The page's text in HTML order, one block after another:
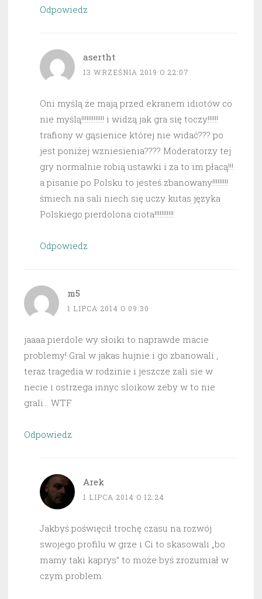
Odpowiedz
asertht
13 WRZEŚNIA 2019 O 22:07
Oni myślą że mają przed ekranem idiotów co
nie myślą!!!!!!!!!!!!! i widzą jak gra się toczy!!!!!!
trafiony w gąsienice której nie widać??? po
jest poniżej wzniesienia???? Moderatorzy tej
gry normalnie robią ustawki i za to im płacą!!!
a pisanie po Polsku to jesteś zbanowany!!!!!!!!!
śmiech na sali niech się uczy kutas języka
Polskiego pierdolona ciota!!!!!!!!!!!
Odpowiedz
m5
1 LIPCA 2014 O 09:30
jaaaa pierdole wy słoiki to naprawde macie
problemy! Gral w jakas hujnie i go zbanowali ,
teraz tragedia w rodzinie i jeszcze zali sie w
necie i ostrzega innyc sloikow zeby w to nie
grali… WTF
Odpowiedz
Arek
1 LIPCA 2014 O 12:24
Jakbyś poświęcił trochę czasu na rozwój
swojego profilu w grze i Ci to skasowali „bo
mamy taki kaprys” to może byś zrozumiał w
czym problem.